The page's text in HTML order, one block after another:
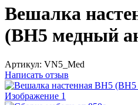
Вешалка
(ВН5 медный
Артикул: VN5_Med
Написать отзыв